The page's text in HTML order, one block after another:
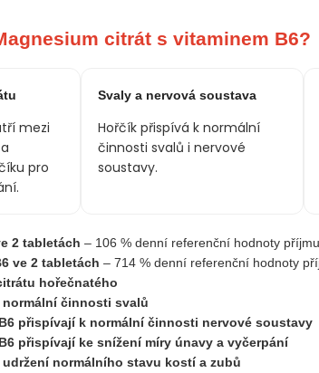
citrát s vitaminem B6?
mezi
pro
Svaly a nervová soustava
Hořčík přispívá k normální
činnosti svalů i nervové
soustavy.
2 tabletách – 106 % denní referenční hodnoty příjmu
ve 2 tabletách – 714 % denní referenční hodnoty
hořečnatého
činnosti svalů
přispívají k normální činnosti nervové soustavy
přispívají ke snížení míry únavy a vyčerpání
normálního stavu kostí a zubů